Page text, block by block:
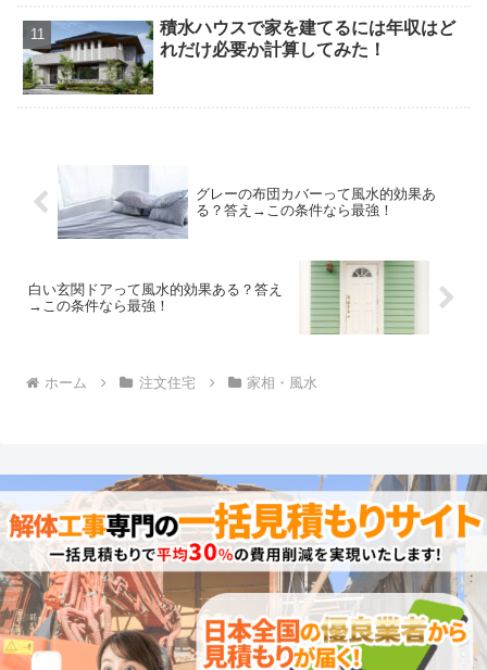
積水ハウスで家を建てるには年収はど
れだけ必要か計算してみた！
グレーの布団カバーって風水的効果あ
る？答え→この条件なら最強！
白い玄関ドアって風水的効果ある？答え
→この条件なら最強！
ホーム 注文住宅 家相・風水